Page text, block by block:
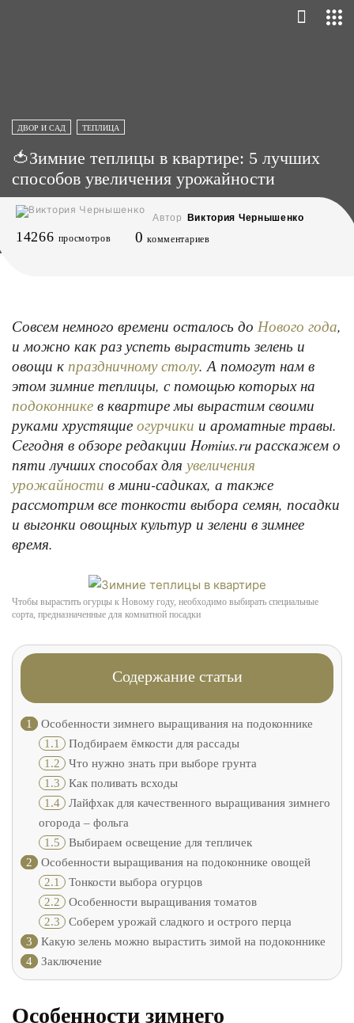
ДВОР И САД ТЕПЛИЦА
🍅Зимние теплицы в квартире: 5 лучших
способов увеличения урожайности
Автор Виктория Чернышенко
14266 просмотров 0 комментариев
Совсем немного времени осталось до Нового года,
и можно как раз успеть вырастить зелень и
овощи к праздничному столу. А помогут нам в
этом зимние теплицы, с помощью которых на
подоконнике в квартире мы вырастим своими
руками хрустящие огурчики и ароматные травы.
Сегодня в обзоре редакции Homius.ru расскажем о
пяти лучших способах для увеличения
урожайности в мини-садиках, а также
рассмотрим все тонкости выбора семян, посадки
и выгонки овощных культур и зелени в зимнее
время.
Чтобы вырастить огурцы к Новому году, необходимо выбирать специальные
сорта, предназначенные для комнатной посадки
Содержание статьи
1
Особенности зимнего выращивания на подоконнике
1.1 Подбираем ёмкости для рассады
1.2 Что нужно знать при выборе грунта
1.3 Как поливать всходы
1.4 Лайфхак для качественного выращивания зимнего
огорода – фольга
1.5 Выбираем освещение для тепличек
2
Особенности выращивания на подоконнике овощей
2.1 Тонкости выбора огурцов
2.2 Особенности выращивания томатов
2.3 Соберем урожай сладкого и острого перца
3
Какую зелень можно вырастить зимой на подоконнике
4
Заключение
Особенности зимнего